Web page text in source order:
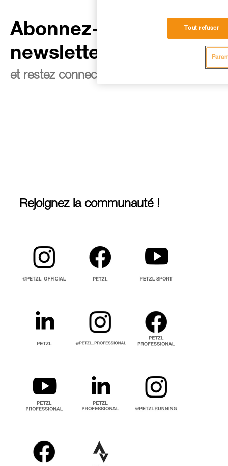
Abonnez-vous à la
newsletter
et restez connecté à notre actualité
Rejoignez la communauté !
Tout refuser